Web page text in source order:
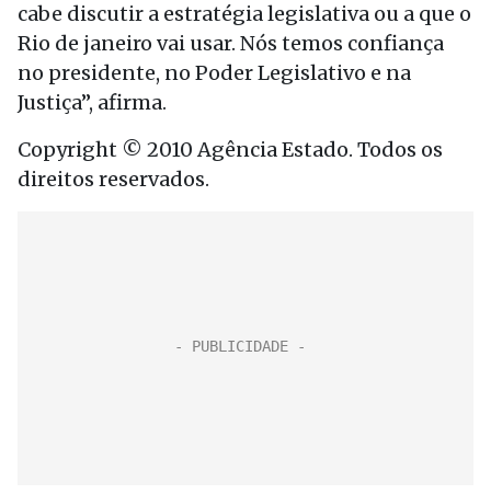
cabe discutir a estratégia legislativa ou a que o
Rio de janeiro vai usar. Nós temos confiança
no presidente, no Poder Legislativo e na
Justiça”, afirma.
Copyright © 2010 Agência Estado. Todos os
direitos reservados.